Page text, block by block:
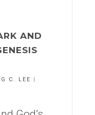
AND
C. LEE
|